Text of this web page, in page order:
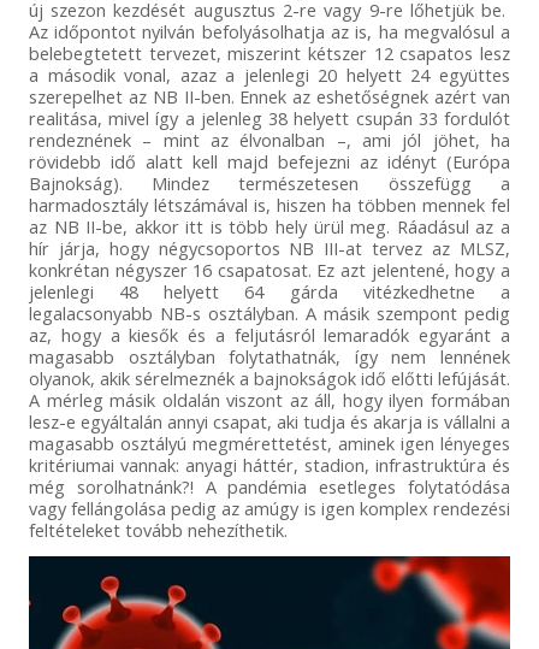
új szezon kezdését augusztus 2-re vagy 9-re lőhetjük be.
Az időpontot nyilván befolyásolhatja az is, ha megvalósul a
belebegtetett tervezet, miszerint kétszer 12 csapatos lesz
a második vonal, azaz a jelenlegi 20 helyett 24 együttes
szerepelhet az NB II-ben. Ennek az eshetőségnek azért van
realitása, mivel így a jelenleg 38 helyett csupán 33 fordulót
rendeznének – mint az élvonalban –, ami jól jöhet, ha
rövidebb idő alatt kell majd befejezni az idényt (Európa
Bajnokság). Mindez természetesen összefügg a
harmadosztály létszámával is, hiszen ha többen mennek fel
az NB II-be, akkor itt is több hely ürül meg. Ráadásul az a
hír járja, hogy négycsoportos NB III-at tervez az MLSZ,
konkrétan négyszer 16 csapatosat. Ez azt jelentené, hogy a
jelenlegi 48 helyett 64 gárda vitézkedhetne a
legalacsonyabb NB-s osztályban. A másik szempont pedig
az, hogy a kiesők és a feljutásról lemaradók egyaránt a
magasabb osztályban folytathatnák, így nem lennének
olyanok, akik sérelmeznék a bajnokságok idő előtti lefújását.
A mérleg másik oldalán viszont az áll, hogy ilyen formában
lesz-e egyáltalán annyi csapat, aki tudja és akarja is vállalni a
magasabb osztályú megmérettetést, aminek igen lényeges
kritériumai vannak: anyagi háttér, stadion, infrastruktúra és
még sorolhatnánk?! A pandémia esetleges folytatódása
vagy fellángolása pedig az amúgy is igen komplex rendezési
feltételeket tovább nehezíthetik.